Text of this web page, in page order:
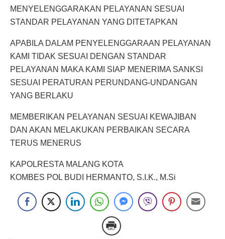
MENYELENGGARAKAN PELAYANAN SESUAI
STANDAR PELAYANAN YANG DITETAPKAN
APABILA DALAM PENYELENGGARAAN PELAYANAN
KAMI TIDAK SESUAI DENGAN STANDAR
PELAYANAN MAKA KAMI SIAP MENERIMA SANKSI
SESUAI PERATURAN PERUNDANG-UNDANGAN
YANG BERLAKU
MEMBERIKAN PELAYANAN SESUAI KEWAJIBAN
DAN AKAN MELAKUKAN PERBAIKAN SECARA
TERUS MENERUS
KAPOLRESTA MALANG KOTA
KOMBES POL BUDI HERMANTO, S.I.K., M.Si